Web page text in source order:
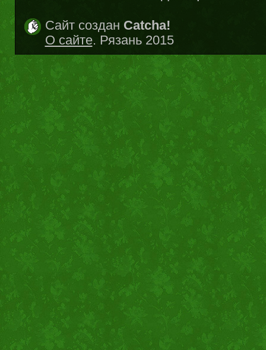
Сайт создан Catcha!
О сайте. Рязань 2015